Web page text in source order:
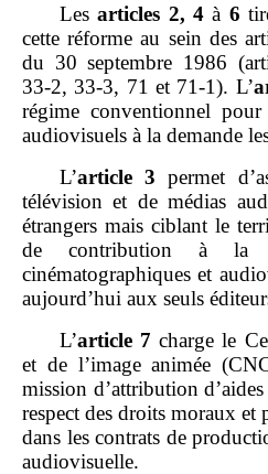
Les articles 2, 4 à 6
cette réforme au sein des
du 30 septembre 1986
33‑2, 33‑3, 71 et 71‑1). L’
régime conventionnel
audiovisuels à la demande
L’article 3 permet
télévision et de médias
étrangers mais ciblant le
de contribution à la
cinématographiques et
aujourd’hui aux seuls
L’article 7 charge le
et de l’image animée
mission d’attribution
respect des droits moraux et
dans les contrats de
audiovisuelle.